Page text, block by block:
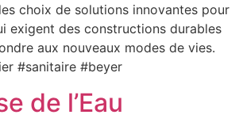
choix de solutions innovantes pour
exigent des constructions durables
aux nouveaux modes de vies.
#sanitaire #beyer
de l’Eau